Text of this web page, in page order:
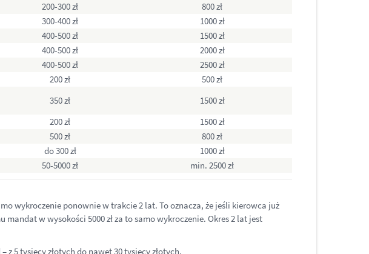
200-300 zł
800 zł
300-400 zł
1000 zł
400-500 zł
1500 zł
400-500 zł
2000 zł
400-500 zł
2500 zł
200 zł
500 zł
350 zł
1500 zł
200 zł
1500 zł
500 zł
800 zł
do 300 zł
1000 zł
50-5000 zł min. 2500 zł
wykroczenie ponownie w trakcie 2 lat. To oznacza, że jeśli kierowca już
w wysokości 5000 zł za to samo wykroczenie. Okres 2 lat jest
5 tysięcy złotych do nawet 30 tysięcy złotych.